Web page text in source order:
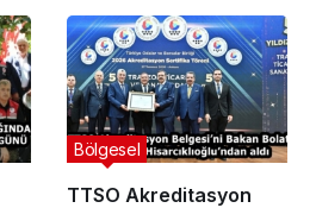
Rakım Belirlendi
TTSO Akreditasyon
Bölgesel